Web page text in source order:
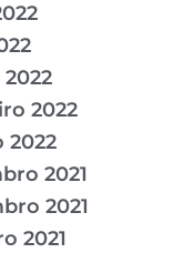
2022
2022
2021
2021
2021